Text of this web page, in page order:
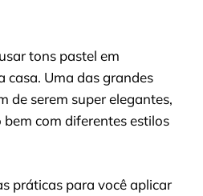
tons pastel em
casa. Uma das grandes
de serem super elegantes,
com diferentes estilos
práticas para você aplicar